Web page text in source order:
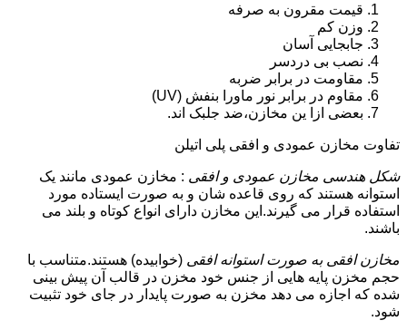
قیمت مقرون به صرفه
وزن کم
جابجایی آسان
نصب بی دردسر
مقاومت در برابر ضربه
مقاوم در برابر نور ماورا بنفش (UV)
بعضی ازا ین مخازن،ضد جلبک اند.
تفاوت مخازن عمودی و افقی پلی اتیلن
شکل هندسی مخازن عمودی و افقی : مخازن عمودی مانند یک
استوانه هستند که روی قاعده شان و به صورت ایستاده مورد
استفاده قرار می گیرند.این مخازن دارای انواع کوتاه و بلند می
باشند.
مخازن افقی به صورت استوانه افقی (خوابیده) هستند.متناسب با
حجم مخزن پایه هایی از جنس خود مخزن در قالب آن پیش بینی
شده که اجازه می دهد مخزن به صورت پایدار در جای خود تثبیت
شود.